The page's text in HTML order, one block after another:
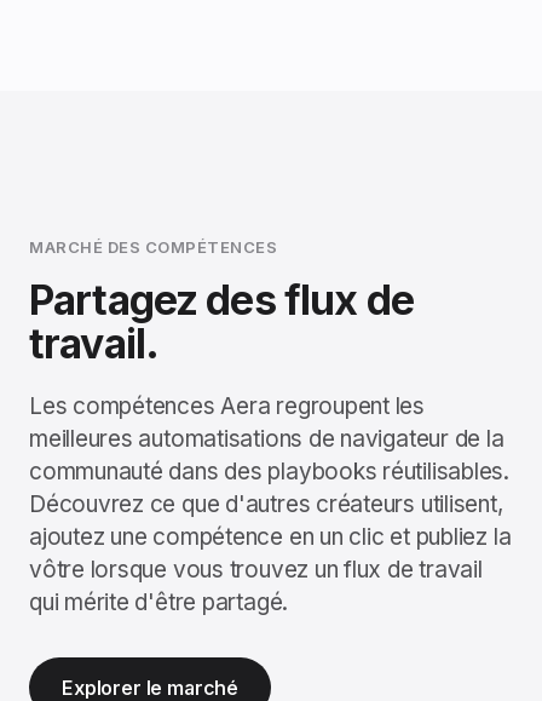
MARCHÉ DES COMPÉTENCES
Partagez des flux de
travail.
Les compétences Aera regroupent les
meilleures automatisations de navigateur de la
communauté dans des playbooks réutilisables.
Découvrez ce que d'autres créateurs utilisent,
ajoutez une compétence en un clic et publiez la
vôtre lorsque vous trouvez un flux de travail
qui mérite d'être partagé.
Explorer le marché